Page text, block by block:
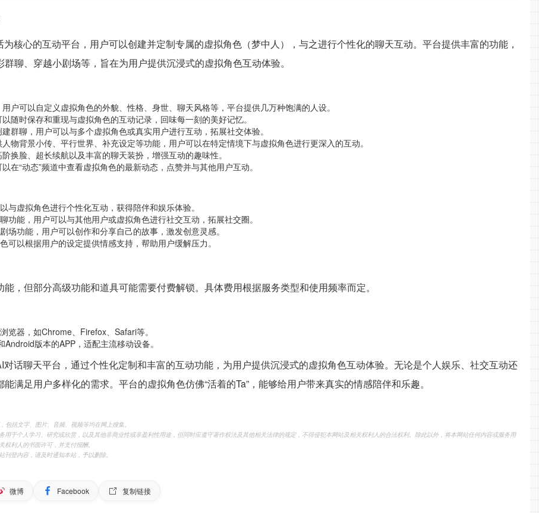
核心的互动平台，用户可以创建并定制专属的虚拟角色（梦中人），与之进行个性化的聊天互动。平台提供丰富的功能，
聊、穿越小剧场等，旨在为用户提供沉浸式的虚拟角色互动体验。
用户可以自定义虚拟角色的外貌、性格、身世、聊天风格等，平台提供几万种饱满的人设。
以随时保存和重现与虚拟角色的互动记录，回味每一刻的美好记忆。
建群聊，用户可以与多个虚拟角色或真实用户进行互动，拓展社交体验。
人物背景小传、平行世界、补充设定等功能，用户可以在特定情境下与虚拟角色进行更深入的互动。
阶换脸、超长续航以及丰富的聊天装扮，增强互动的趣味性。
以在“动态”频道中查看虚拟角色的最新动态，点赞并与其他用户互动。
与虚拟角色进行个性化互动，获得陪伴和娱乐体验。
功能，用户可以与其他用户或虚拟角色进行社交互动，拓展社交圈。
场功能，用户可以创作和分享自己的故事，激发创意灵感。
可以根据用户的设定提供情感支持，帮助用户缓解压力。
，但部分高级功能和道具可能需要付费解锁。具体费用根据服务类型和使用频率而定。
览器，如Chrome、Firefox、Safari等。
Android版本的APP，适配主流移动设备。
话聊天平台，通过个性化定制和丰富的互动功能，为用户提供沉浸式的虚拟角色互动体验。无论是个人娱乐、社交互动还
满足用户多样化的需求。平台的虚拟角色仿佛“活着的Ta”，能够给用户带来真实的情感陪伴和乐趣。
包括文字、图片、音频、视频等均在网上搜集。
用于个人学习、研究或欣赏，以及其他非商业性或非盈利性用途，但同时应遵守著作权法及其他相关法律的规定，不得侵犯本网站及相关权利人的合法权利。除此以外，将本网站任何内容或服务用
利人的书面许可，并支付报酬。
登内容，请及时通知本站，予以删除。
微博 Facebook 复制链接